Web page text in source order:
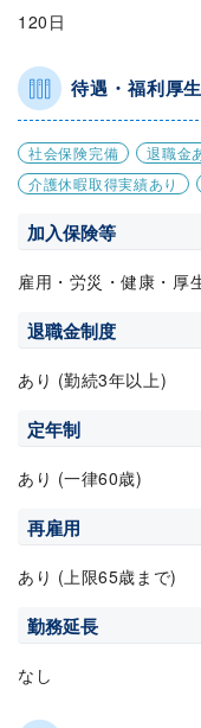
120日
待遇・福利厚生
社会保険完備 退職金
介護休暇取得実績あり
加入保険等
雇用・労災・健康・厚
退職金制度
あり (勤続3年以上)
定年制
あり (一律60歳)
再雇用
あり (上限65歳まで)
勤務延長
なし